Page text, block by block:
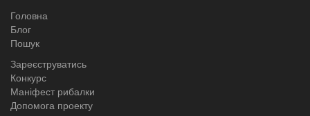
Головна
Блог
Пошук
Зареєструватись
Конкурс
Маніфест рибалки
Допомога проекту